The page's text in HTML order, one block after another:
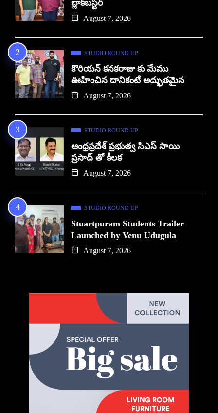
బ్లాక్‌బస్టర్
August 7, 2026
STUDIO ROUND UP
కొరియన్ కనకరాజు కు మేము
ఊహించిన దానికంటే అద్భుతమైన
August 7, 2026
STUDIO ROUND UP
ఆంధ్రప్రదేశ్ ప్రభుత్వ సిఎస్ సాయి
ప్రసాద్ తో కీలక
August 7, 2026
STUDIO ROUND UP
Stuartpuram Students Trailer
Launched by Venu Udugula
August 7, 2026